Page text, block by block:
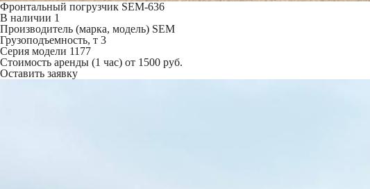
Фронтальный погрузчик SEM-636
В наличии 1
Производитель (марка, модель) SEM
Грузоподъемность, т 3
Серия модели 1177
Стоимость аренды (1 час) от 1500 руб.
Оставить заявку